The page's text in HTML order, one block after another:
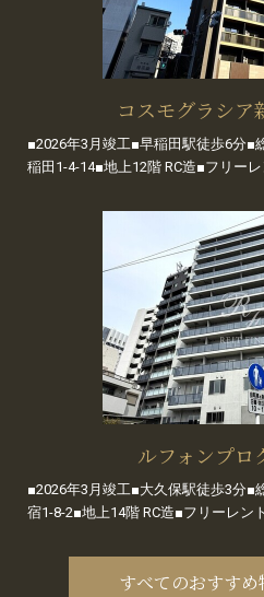
コスモグラシア
■2026年3月竣工■早稲田駅徒歩6分■
稲田1-4-14■地上12階 RC造■フリーレ
ルフォンプロ
■2026年3月竣工■大久保駅徒歩3分■
宿1-8-2■地上14階 RC造■フリーレン
すべてのおすすめ